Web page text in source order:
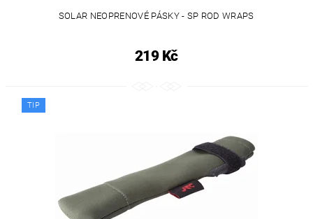
SOLAR NEOPRENOVÉ PÁSKY - SP ROD WRAPS
219 Kč
TIP